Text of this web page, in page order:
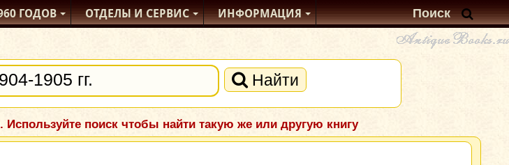
ГОДОВ ОТДЕЛЫИ СЕРВИС ИНФОРМАЦИЯ
Найти
поиск чтобы найти такую же или другую книгу